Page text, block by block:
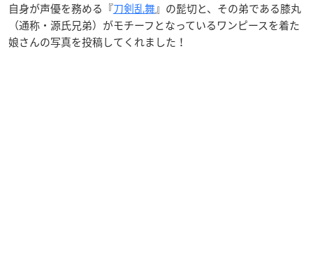
自身が声優を務める『刀剣乱舞』の髭切と、その弟である膝丸
（通称・源氏兄弟）がモチーフとなっているワンピースを着た
娘さんの写真を投稿してくれました！